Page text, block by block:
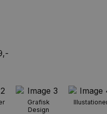
Grafisk
Design